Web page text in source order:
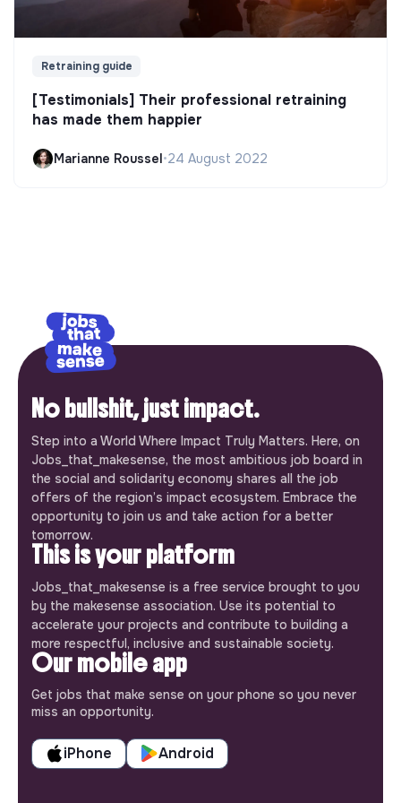
Retraining guide
[Testimonials] Their professional retraining
has made them happier
Marianne Roussel•24 August 2022
No bullshit, just impact.
Step into a World Where Impact Truly Matters. Here, on
Jobs_that_makesense, the most ambitious job board in
the social and solidarity economy shares all the job
offers of the region’s impact ecosystem. Embrace the
opportunity to join us and take action for a better
tomorrow.
This is your platform
Jobs_that_makesense is a free service brought to you
by the makesense association. Use its potential to
accelerate your projects and contribute to building a
more respectful, inclusive and sustainable society.
Our mobile app
Get jobs that make sense on your phone so you never
miss an opportunity.
iPhone Android